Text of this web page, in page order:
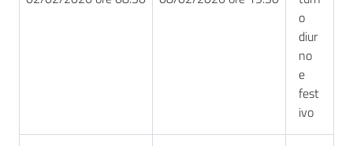
o
diur
no
e
fest
ivo